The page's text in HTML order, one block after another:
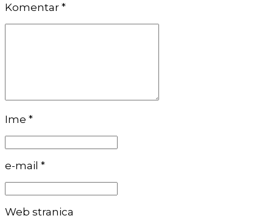
Komentar *
Ime *
e-mail *
Web stranica